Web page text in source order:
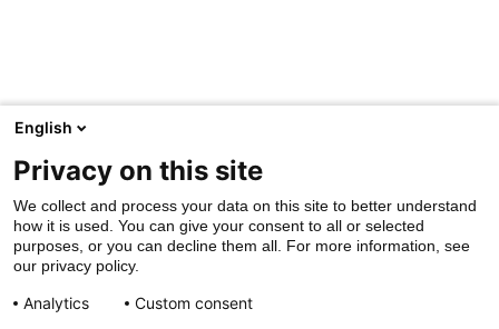
English
Privacy on this site
We collect and process your data on this site to better understand
how it is used. You can give your consent to all or selected
purposes, or you can decline them all. For more information, see
our privacy policy.
Analytics Custom consent